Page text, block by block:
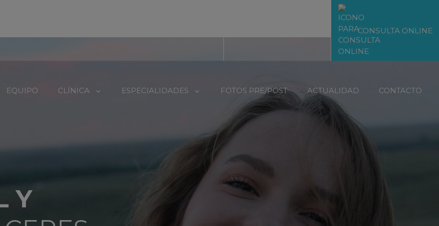
CONSULTA ONLINE
EQUIPO CLÍNICA ESPECIALIDADES FOTOS PRE/POST ACTUALIDAD CONTACTO
Y